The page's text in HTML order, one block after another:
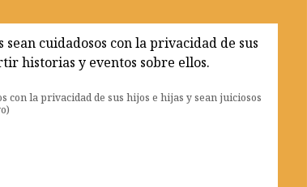
con la privacidad de sus hijos e hijas y sean juiciosos